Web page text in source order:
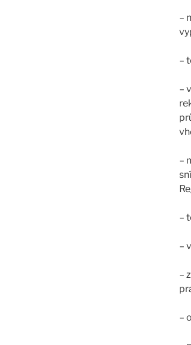
–
–
–
–
–
–
–
–